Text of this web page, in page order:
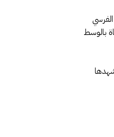
2020-2027، همت جماعتي أيت الفرسي
الحياة بالوسط
التي يشهدها